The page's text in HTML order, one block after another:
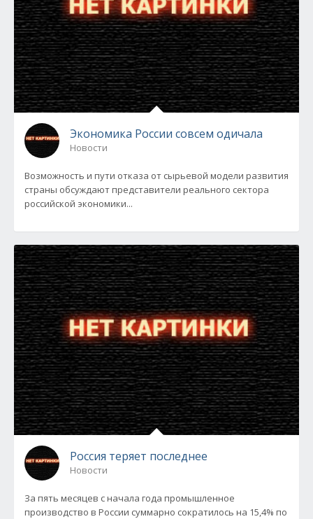
Экономика России совсем одичала
Новости
Возможность и пути отказа от сырьевой модели развития
страны обсуждают представители реального сектора
российской экономики...
Россия теряет последнее
Новости
За пять месяцев с начала года промышленное
производство в России суммарно сократилось на 15,4% по